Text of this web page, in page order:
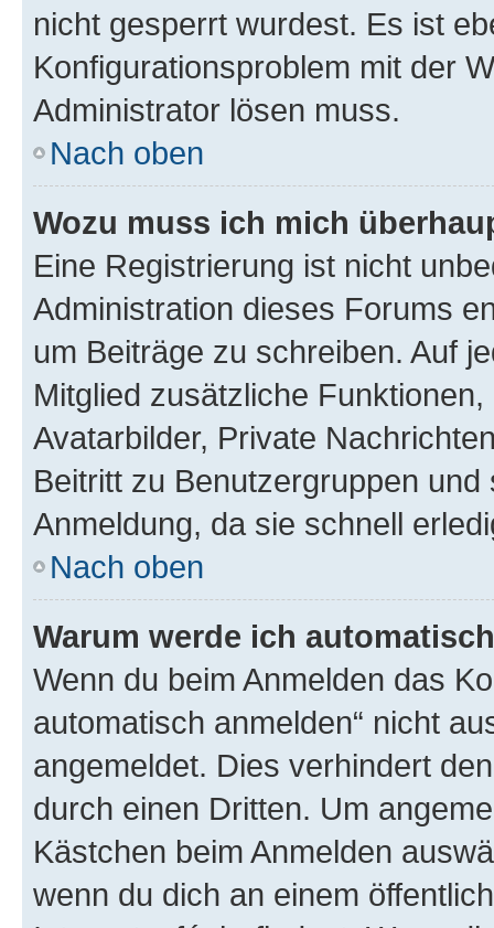
nicht gesperrt wurdest. Es ist
Konfigurationsproblem mit der
Administrator lösen muss.
Nach oben
Wozu muss ich mich
Eine Registrierung ist nicht
Administration dieses Forums
um Beiträge zu schreiben. Auf
Mitglied zusätzliche
Avatarbilder, Private
Beitritt zu Benutzergruppen
Anmeldung, da sie schnell
Nach oben
Warum werde ich
Wenn du beim Anmelden das
automatisch anmelden“ nicht
angemeldet. Dies verhindert
durch einen Dritten. Um
Kästchen beim Anmelden
wenn du dich an einem